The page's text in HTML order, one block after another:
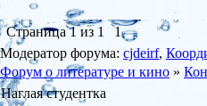
Страница1из 1
1
Модератор форума: cjdeirf,
Форум о литературе и кино »
Наглая студентка